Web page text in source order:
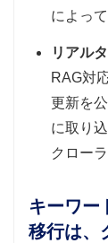
によっ
リアル
RAG対
更新を
に取り
クロー
キーワー
移行は、